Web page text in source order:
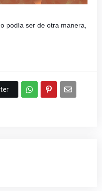
podía ser de otra manera,